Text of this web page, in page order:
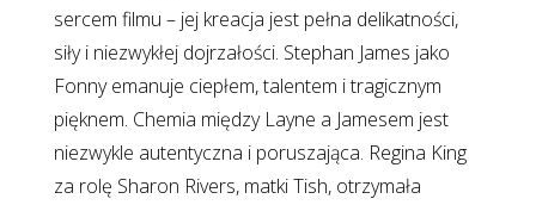
sercem filmu – jej kreacja jest pełna delikatności,
siły i niezwykłej dojrzałości. Stephan James jako
Fonny emanuje ciepłem, talentem i tragicznym
pięknem. Chemia między Layne a Jamesem jest
niezwykle autentyczna i poruszająca. Regina King
za rolę Sharon Rivers, matki Tish, otrzymała